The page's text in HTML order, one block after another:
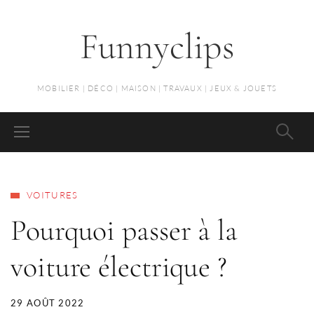
Funnyclips
MOBILIER | DÉCO | MAISON | TRAVAUX | JEUX & JOUETS
VOITURES
Pourquoi passer à la
voiture électrique ?
29 AOÛT 2022